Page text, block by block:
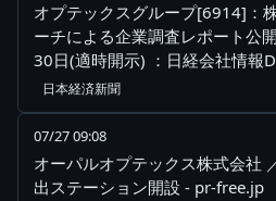
オプテックスグループ[6914]：
ーチによる企業調査レポート公
30日(適時開示) ：日経会社情報
日本経済新聞
07/27 09:08
オーパルオプテックス株式会社
出ステーション開設 - pr-free.jp